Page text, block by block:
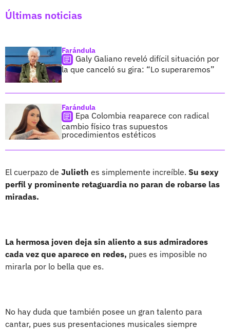
Últimas noticias
Farándula
Galy Galiano reveló difícil situación por
la que canceló su gira: “Lo superaremos”
Farándula
Epa Colombia reaparece con radical
cambio físico tras supuestos
procedimientos estéticos
El cuerpazo de Julieth es simplemente increíble. Su sexy
perfil y prominente retaguardia no paran de robarse las
miradas.
La hermosa joven deja sin aliento a sus admiradores
cada vez que aparece en redes, pues es imposible no
mirarla por lo bella que es.
No hay duda que también posee un gran talento para
cantar, pues sus presentaciones musicales siempre